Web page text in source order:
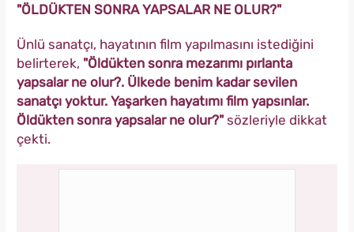
"ÖLDÜKTEN SONRA YAPSALAR NE OLUR?"
Ünlü sanatçı, hayatının film yapılmasını istediğini
belirterek, "Öldükten sonra mezarımı pırlanta
yapsalar ne olur?. Ülkede benim kadar sevilen
sanatçı yoktur. Yaşarken hayatımı film yapsınlar.
Öldükten sonra yapsalar ne olur?" sözleriyle dikkat
çekti.